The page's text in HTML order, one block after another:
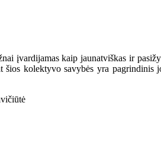
įvardijamas kaip jaunatviškas ir
kolektyvo savybės yra